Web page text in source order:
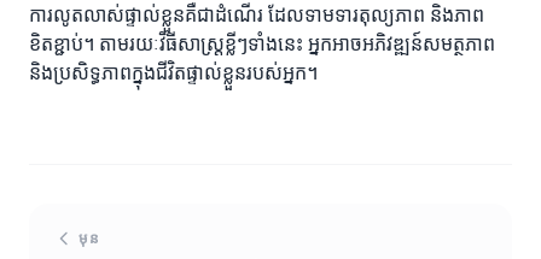
ការលូតលាស់ផ្ទាល់ខ្លួនគឺជាដំណើរ ដែលទាមទារតុល្យភាព និងភាព
ខិតខ្ជាប់។ តាមរយៈវិធីសាស្ត្រខ្លីៗទាំងនេះ អ្នកអាចអភិវឌ្ឍន៍សមត្ថភាព
និងប្រសិទ្ធភាពក្នុងជីវិតផ្ទាល់ខ្លួនរបស់អ្នក។
មុន